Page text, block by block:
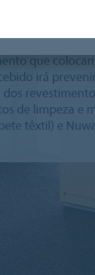
de
que
irá
de limpeza e
têxtil) e